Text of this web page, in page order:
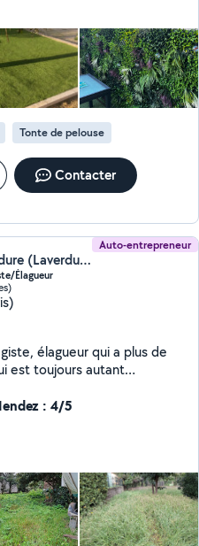
Tonte de pelouse
Contacter
Auto-entrepreneur
Damien Laverdure (Laverdure Paysage)
Élagueur
élagueur qui a plus de
: 4/5